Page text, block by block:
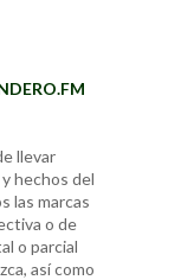
llevar
hechos del
las marcas
o de
o parcial
así como